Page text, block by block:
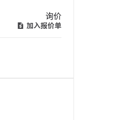
询价
加入报价单